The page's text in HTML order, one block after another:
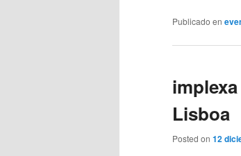
Publicado en
Lisboa
Posted on 12